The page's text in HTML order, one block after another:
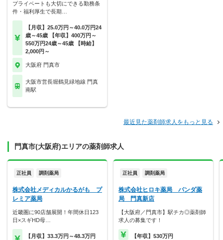
プライベートも大切にできる勤務条
件・福利厚生で長期…
【月収】25.0万円～40.0万円24
歳～45歳 【年収】400万円～
550万円24歳～45歳 【時給】
2,000円～
大阪府 門真市
大阪市営長堀鶴見緑地線 門真
南駅
最近見た薬剤師求人をもっと見る
門真市(大阪府)エリアの薬剤師求人
正社員 調剤薬局
株式会社メディカルかるがも プ
レミア薬局
近畿圏に90店舗展開！年間休日123
日×スギHD母…
【月収】33.3万円～48.3万円
正社員 調剤薬局
株式会社ヒロキ薬局 パンダ薬
局 門真新店
【大阪府／門真市】駅チカ◎薬剤師
求人の募集です！
【年収】530万円